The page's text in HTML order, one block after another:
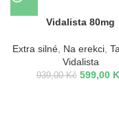
Vidalista 80mg
Extra silné Na erekci
Vidalista
939,00Kč 599,00